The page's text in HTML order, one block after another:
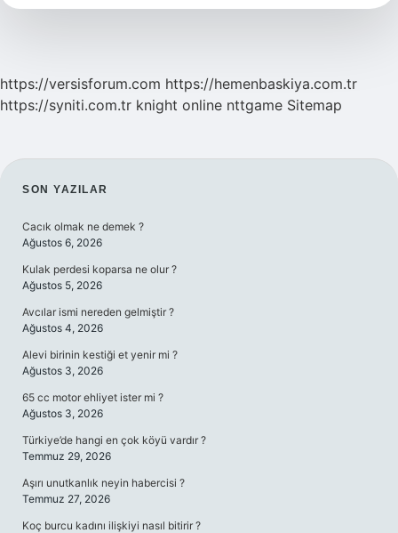
Olmalı
https://versisforum.com https://hemenbaskiya.com.tr
https://syniti.com.tr knight online nttgame Sitemap
SIDEBAR
SON YAZILAR
Cacık olmak ne demek ?
Ağustos 6, 2026
Kulak perdesi koparsa ne olur ?
Ağustos 5, 2026
Avcılar ismi nereden gelmiştir ?
Ağustos 4, 2026
Alevi birinin kestiği et yenir mi ?
Ağustos 3, 2026
65 cc motor ehliyet ister mi ?
Ağustos 3, 2026
Türkiye’de hangi en çok köyü vardır ?
Temmuz 29, 2026
Aşırı unutkanlık neyin habercisi ?
Temmuz 27, 2026
Koç burcu kadını ilişkiyi nasıl bitirir ?